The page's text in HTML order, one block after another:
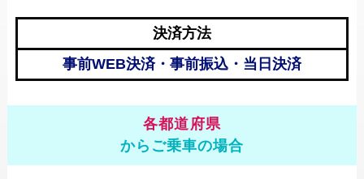
ン
決済方法
事前WEB決済・事前振込・当日決済
各都道府県
からご乗車の場合